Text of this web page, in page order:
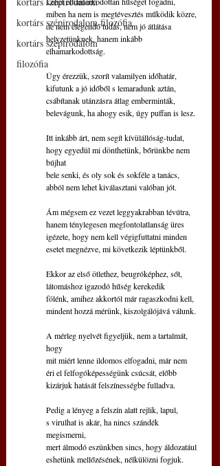
kortárs szépirodalom filozófia
kortárs szépirodalom
filozófia
miben ha nem is megtévesztés működik közre,
de nem elegendő tudás, nem jó átlátása
helyzetünknek, hanem inkább
elhamarkodottság.
Úgy érezzük, szorít valamilyen időhatár,
kifutunk a jó időből s lemaradunk aztán,
csábítanak utánzásra átlag emberminták,
belevágunk, ha ahogy esik, úgy puffan is lesz.
Itt inkább árt, nem segít kívülállóság-tudat,
hogy egyedül mi dönthetünk, bőrünkbe nem
bújhat
bele senki, és oly sok és sokféle a tanács,
abból nem lehet kiválasztani valóban jót.
Ám mégsem ez vezet leggyakrabban tévútra,
hanem ténylegesen megfontolatlanság üres
igézete, hogy nem kell végigfuttatni minden
esetet megnézve, mi következik léptünkből.
Ekkor az első ötlethez, beugróképhez, sőt,
látomáshoz igazodó hűség kerekedik
fölénk, amihez akkortól már ragaszkodni kell,
mindent hozzá mérünk, kiszolgálójává válunk.
A mérleg nyelvét figyeljük, nem a tartalmát,
hogy
mit miért lenne ildomos elfogadni, már nem
éri el felfogóképességünk csúcsát, előbb
kizárjuk hatását felszínességbe fulladva.
Pedig a lényeg a felszín alatt rejlik, lapul,
s virulhat is akár, ha nincs szándék
megismerni,
mert álmodó eszünkben sincs, hogy áldozatául
eshetünk mellőzésének, nélkülözni fogjuk.